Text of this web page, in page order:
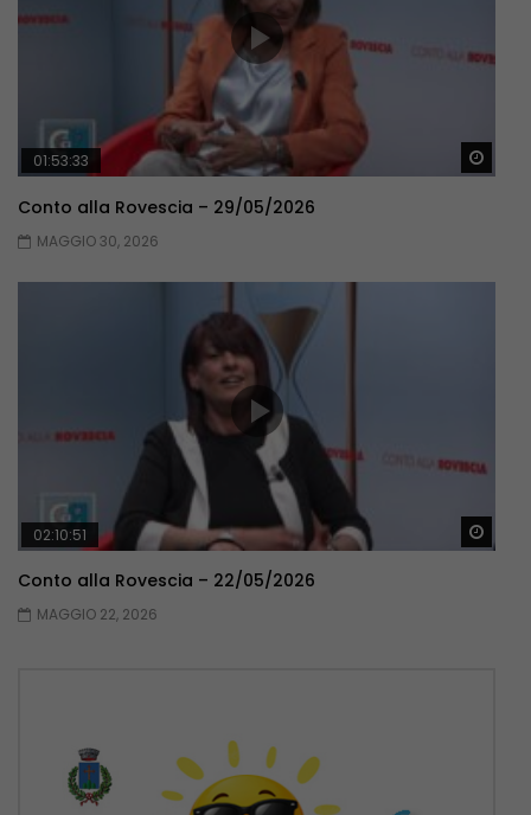
01:53:33
Conto alla Rovescia – 29/05/2026
MAGGIO 30, 2026
02:10:51
Conto alla Rovescia – 22/05/2026
MAGGIO 22, 2026